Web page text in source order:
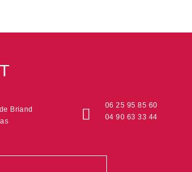
Briand
06 25 95 85 60
04 90 63 33 44